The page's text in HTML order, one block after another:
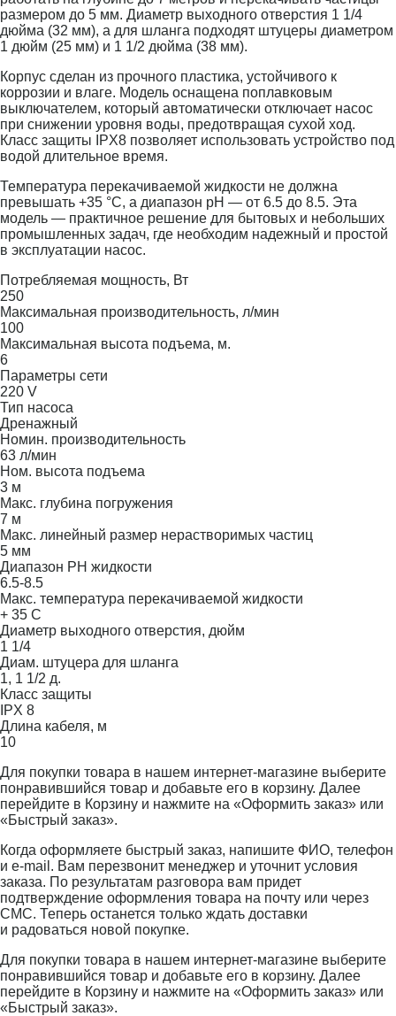
размером до 5 мм. Диаметр выходного отверстия 1 1/4
дюйма (32 мм), а для шланга подходят штуцеры диаметром
1 дюйм (25 мм) и 1 1/2 дюйма (38 мм).
Корпус сделан из прочного пластика, устойчивого к
коррозии и влаге. Модель оснащена поплавковым
выключателем, который автоматически отключает насос
при снижении уровня воды, предотвращая сухой ход.
Класс защиты IPX8 позволяет использовать устройство под
водой длительное время.
Температура перекачиваемой жидкости не должна
превышать +35 °C, а диапазон pH — от 6.5 до 8.5. Эта
модель — практичное решение для бытовых и небольших
промышленных задач, где необходим надежный и простой
в эксплуатации насос.
Потребляемая мощность, Вт
250
Максимальная производительность, л/мин
100
Максимальная высота подъема, м.
6
Параметры сети
220 V
Тип насоса
Дренажный
Номин. производительность
63 л/мин
Ном. высота подъема
3 м
Макс. глубина погружения
7 м
Макс. линейный размер нерастворимых частиц
5 мм
Диапазон PH жидкости
6.5-8.5
Макс. температура перекачиваемой жидкости
+ 35 С
Диаметр выходного отверстия, дюйм
1 1/4
Диам. штуцера для шланга
1, 1 1/2 д.
Класс защиты
IPX 8
Длина кабеля, м
10
Для покупки товара в нашем интернет-магазине выберите
понравившийся товар и добавьте его в корзину. Далее
перейдите в Корзину и нажмите на «Оформить заказ» или
«Быстрый заказ».
Когда оформляете быстрый заказ, напишите ФИО, телефон
и e-mail. Вам перезвонит менеджер и уточнит условия
заказа. По результатам разговора вам придет
подтверждение оформления товара на почту или через
СМС. Теперь останется только ждать доставки
и радоваться новой покупке.
Для покупки товара в нашем интернет-магазине выберите
понравившийся товар и добавьте его в корзину. Далее
перейдите в Корзину и нажмите на «Оформить заказ» или
«Быстрый заказ».